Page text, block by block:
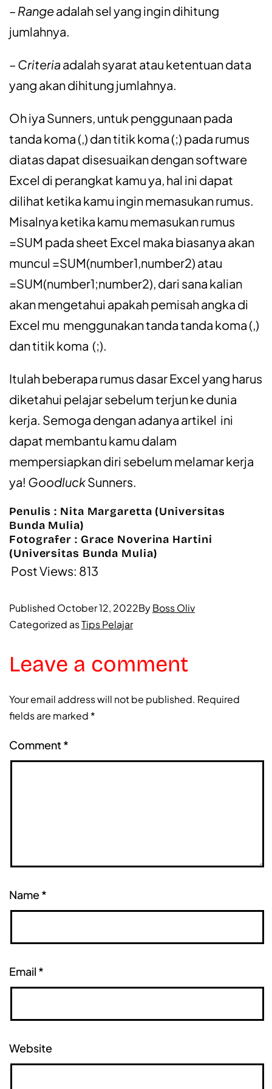
– Rangeadalah sel yang ingin dihitung
jumlahnya.
– Criteriaadalah syarat atau ketentuan data
yang akan dihitung jumlahnya.
Oh iya Sunners, untuk penggunaan pada
tanda koma (,) dan titik koma (;) pada rumus
diatas dapat disesuaikan dengan software
Excel di perangkat kamu ya, hal ini dapat
dilihat ketika kamu ingin memasukan rumus.
Misalnya ketika kamu memasukan rumus
=SUM pada sheet Excel maka biasanya akan
muncul =SUM(number1,number2) atau
=SUM(number1;number2), dari sana kalian
akan mengetahui apakah pemisah angka di
Excel mu menggunakan tanda tanda koma (,)
dan titik koma (;).
Itulah beberapa rumus dasar Excel yang harus
diketahui pelajar sebelum terjun ke dunia
kerja. Semoga dengan adanya artikel ini
dapat membantu kamu dalam
mempersiapkan diri sebelum melamar kerja
ya! GoodluckSunners.
Penulis : Nita Margaretta (Universitas
Bunda Mulia)
Fotografer : Grace Noverina Hartini
(Universitas Bunda Mulia)
Post Views: 813
Published October 12, 2022ByBoss Oliv
Categorized asTips Pelajar
Leave a comment
Your email address will not be published. Required
fields are marked *
Comment*
Name*
Email *
Website